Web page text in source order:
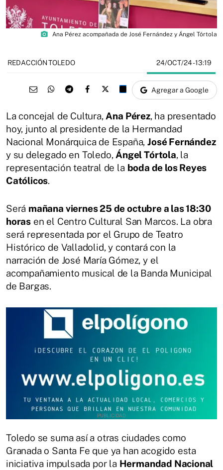
photo_camera Ana Pérez acompañada de José Fernández y Ángel Tórtola
REDACCIÓN TOLEDO 24/OCT/24- 13:19
Agregar a Google
La concejal de Cultura, Ana Pérez, ha presentado
hoy, junto al presidente de la Hermandad
Nacional Monárquica de España,José Fernández
y su delegado en Toledo, Ángel Tórtola, la
representación teatral de la boda de los Reyes
Católicos.
Será mañana viernes 25 de octubre a las 18:30
horas en el Centro Cultural San Marcos. La obra
será representada por el Grupo de Teatro
Histórico de Valladolid, y contará con la
narración de José María Gómez, y el
acompañamiento musical de la Banda Municipal
de Bargas.
Toledo se suma así a otras ciudades como
Granada o Santa Fe que ya han acogido esta
iniciativa impulsada por la Hermandad Nacional